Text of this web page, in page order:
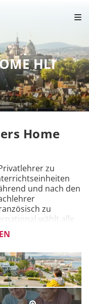
HLI
Home
zu
und nach den
zu
wählt alle
aus und
richtige
in die Umgebung
und lernen